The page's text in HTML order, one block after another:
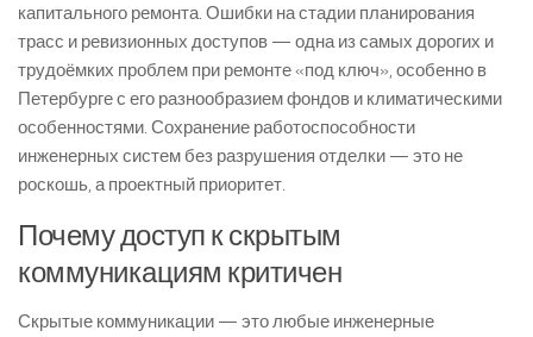
капитального ремонта. Ошибки на стадии планирования
трасс и ревизионных доступов — одна из самых дорогих и
трудоёмких проблем при ремонте «под ключ», особенно в
Петербурге с его разнообразием фондов и климатическими
особенностями. Сохранение работоспособности
инженерных систем без разрушения отделки — это не
роскошь, а проектный приоритет.
Почему доступ к скрытым
коммуникациям критичен
Скрытые коммуникации — это любые инженерные